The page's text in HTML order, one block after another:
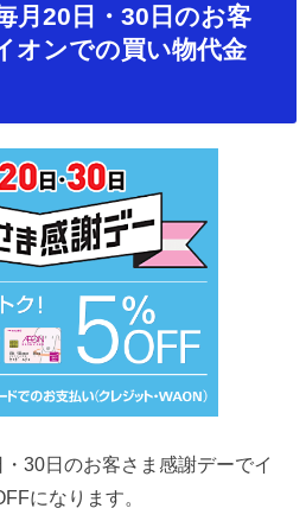
月20日・30日のお客
オンでの買い物代金
30日のお客さま感謝デーでイ
になります。